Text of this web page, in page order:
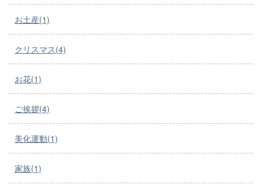
お土産(1)
クリスマス(4)
お花(1)
ご挨拶(4)
美化運動(1)
家族(1)